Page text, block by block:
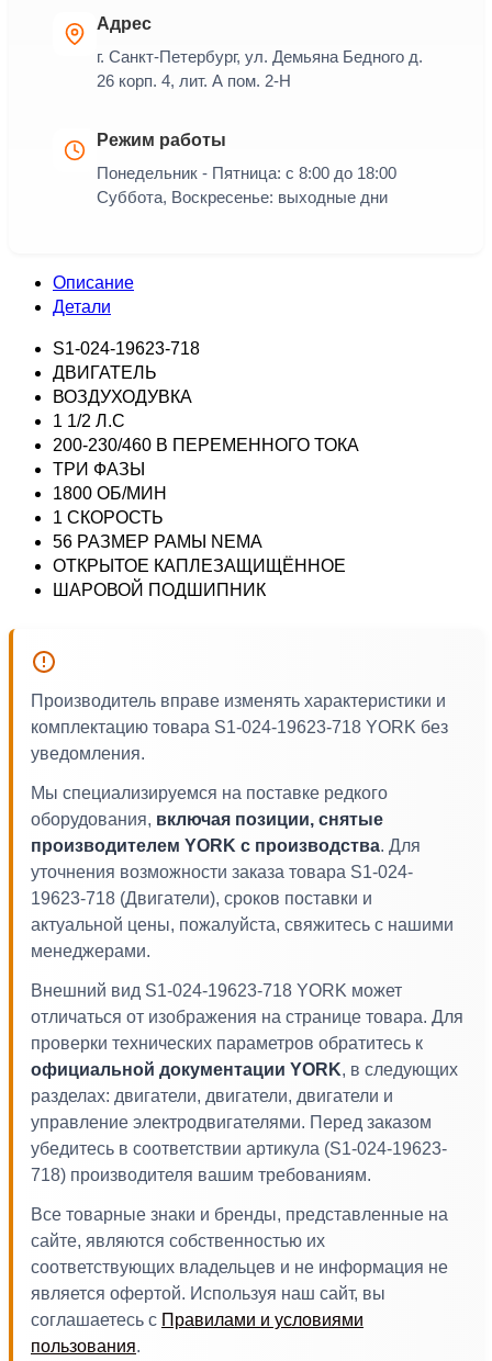
Адрес
г. Санкт-Петербург, ул. Демьяна Бедного д.
26 корп. 4, лит. А пом. 2-Н
Режим работы
Понедельник - Пятница: с 8:00 до 18:00
Суббота, Воскресенье: выходные дни
Описание
Детали
S1-024-19623-718
ДВИГАТЕЛЬ
ВОЗДУХОДУВКА
1 1/2 Л.С
200-230/460 В ПЕРЕМЕННОГО ТОКА
ТРИ ФАЗЫ
1800 ОБ/МИН
1 СКОРОСТЬ
56 РАЗМЕР РАМЫ NEMA
ОТКРЫТОЕ КАПЛЕЗАЩИЩЁННОЕ
ШАРОВОЙ ПОДШИПНИК
Производитель вправе изменять характеристики и
комплектацию товара S1-024-19623-718 YORK без
уведомления.
Мы специализируемся на поставке редкого
оборудования, включая позиции, снятые
производителем YORK с производства. Для
уточнения возможности заказа товара S1-024-
19623-718 (Двигатели), сроков поставки и
актуальной цены, пожалуйста, свяжитесь с нашими
менеджерами.
Внешний вид S1-024-19623-718 YORK может
отличаться от изображения на странице товара. Для
проверки технических параметров обратитесь к
официальной документации YORK, в следующих
разделах: двигатели, двигатели, двигатели и
управление электродвигателями. Перед заказом
убедитесь в соответствии артикула (S1-024-19623-
718) производителя вашим требованиям.
Все товарные знаки и бренды, представленные на
сайте, являются собственностью их
соответствующих владельцев и не информация не
является офертой. Используя наш сайт, вы
соглашаетесь с Правилами и условиями
пользования.